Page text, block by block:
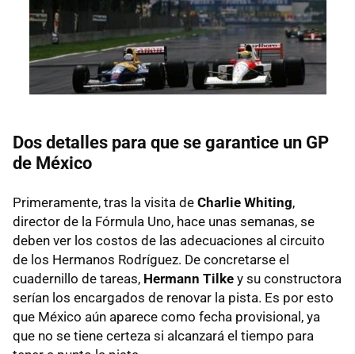
Dos detalles para que se garantice un GP
de México
Primeramente, tras la visita de Charlie Whiting,
director de la Fórmula Uno, hace unas semanas, se
deben ver los costos de las adecuaciones al circuito
de los Hermanos Rodríguez. De concretarse el
cuadernillo de tareas, Hermann Tilke y su constructora
serían los encargados de renovar la pista. Es por esto
que México aún aparece como fecha provisional, ya
que no se tiene certeza si alcanzará el tiempo para